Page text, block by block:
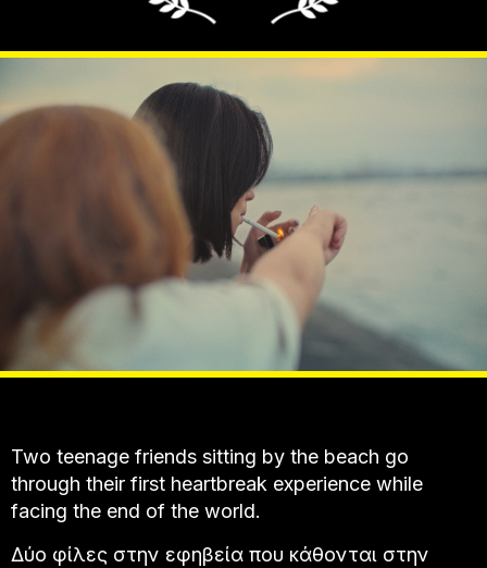
Two teenage friends sitting by the beach go
through their first heartbreak experience while
facing the end of the world.
Δύο φίλες στην εφηβεία που κάθονται στην